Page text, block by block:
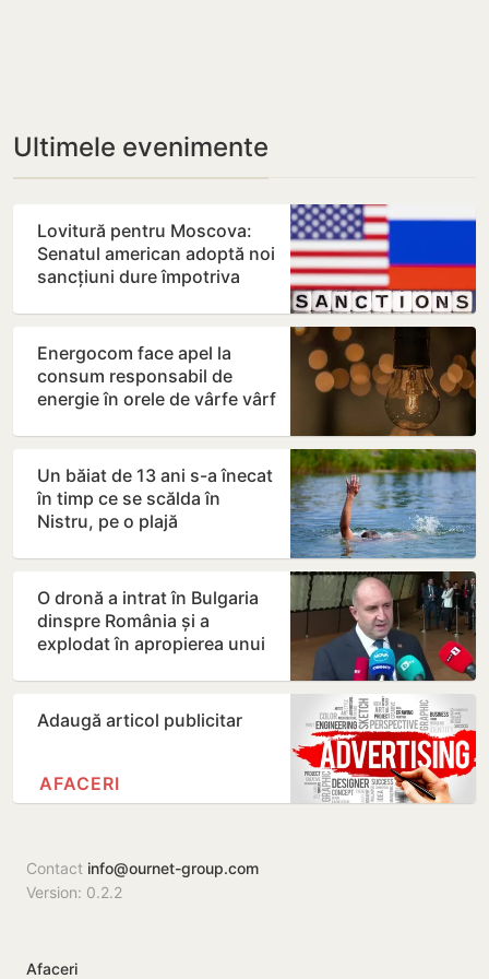
Ultimele evenimente
Lovitură pentru Moscova:
Senatul american adoptă noi
sancțiuni dure împotriva
Energocom face apel la
consum responsabil de
energie în orele de vârfe vârf
Un băiat de 13 ani s-a înecat
în timp ce se scălda în
Nistru, pe o plajă
O dronă a intrat în Bulgaria
dinspre România și a
explodat în apropierea unui
Adaugă articol publicitar
AFACERI
Contact info@ournet-group.com
Version: 0.2.2
Afaceri